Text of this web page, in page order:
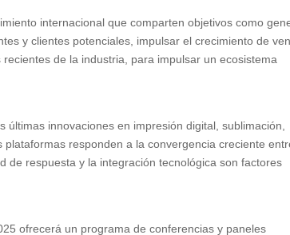
internacional que comparten objetivos como
y clientes potenciales, impulsar el crecimiento de
de la industria, para impulsar un ecosistema
innovaciones en impresión digital, sublimación,
responden a la convergencia creciente
de respuesta y la integración tecnológica son factores
ofrecerá un programa de conferencias y paneles